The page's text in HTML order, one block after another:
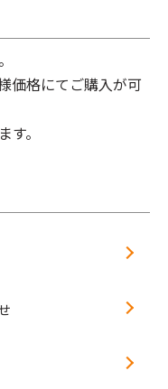
価格にてご購入が可
。